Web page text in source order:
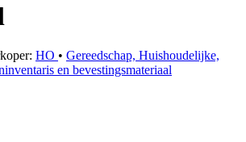
HO • Gereedschap, Huishoudelijke,
en bevestingsmateriaal